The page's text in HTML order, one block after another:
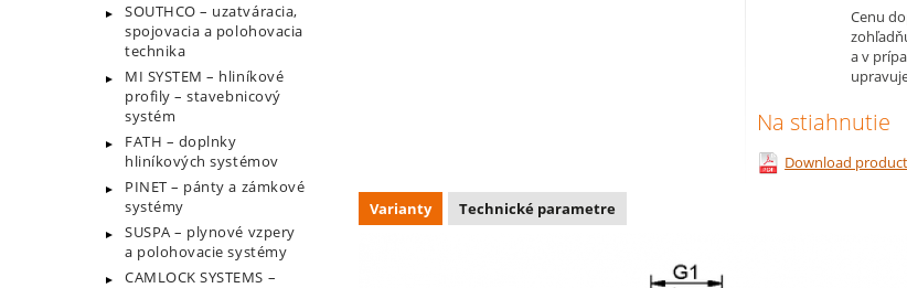
SOUTHCO – uzatváracia,
spojovacia a polohovacia
technika
MI SYSTEM – hliníkové
profily – stavebnicový
systém
FATH – doplnky
hliníkových systémov
PINET – pánty a zámkové
systémy
SUSPA – plynové vzpery
a polohovacie systémy
CAMLOCK SYSTEMS –
Cenu
a v
Na stiahnutie
Download
Varianty Technické parametre